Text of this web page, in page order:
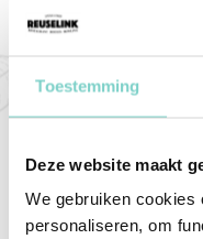
Toestemming
Deze website maakt
We gebruiken cookies
personaliseren, om
geopend van
20:00) en op
21:00).
Bekijk de